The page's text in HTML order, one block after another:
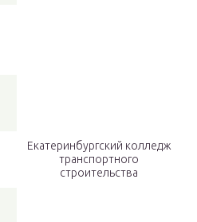
Екатеринбургский колледж
транспортного
строительства